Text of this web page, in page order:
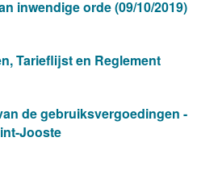
inwendige orde (09/10/2019)
Tarieflijst en Reglement
de gebruiksvergoedingen -
Jooste